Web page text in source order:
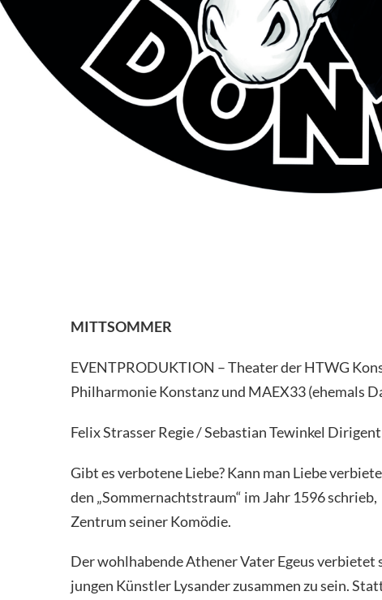
MITTSOMMER
EVENTPRODUKTION – Theater der HTWG
Philharmonie Konstanz und MAEX33 (ehemals
Felix Strasser Regie / Sebastian Tewinkel
Gibt es verbotene Liebe? Kann man Liebe
den „Sommernachtstraum“ im Jahr 1596
Zentrum seiner Komödie.
Der wohlhabende Athener Vater Egeus
jungen Künstler Lysander zusammen zu sein.